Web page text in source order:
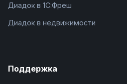
Диадок в 1С:Фреш
Диадок в недвижимости
Поддержка